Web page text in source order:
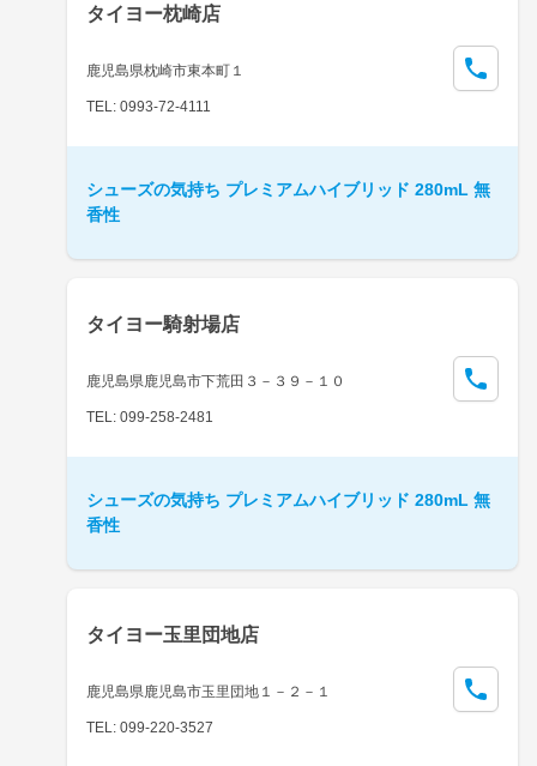
タイヨー枕崎店
鹿児島県枕崎市東本町１
TEL: 0993-72-4111
シューズの気持ち プレミアムハイブリッド 280mL 無
香性
タイヨー騎射場店
鹿児島県鹿児島市下荒田３－３９－１０
TEL: 099-258-2481
シューズの気持ち プレミアムハイブリッド 280mL 無
香性
タイヨー玉里団地店
鹿児島県鹿児島市玉里団地１－２－１
TEL: 099-220-3527